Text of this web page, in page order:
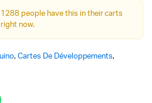
1288 people have this in their carts
right now.
,Cartes De Développements,